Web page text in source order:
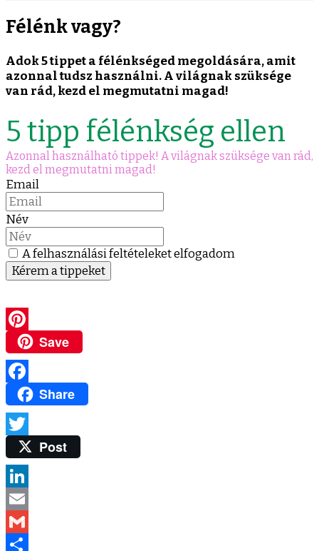
Félénk vagy?
Adok 5 tippet a félénkséged megoldására, amit
azonnal tudsz használni. A világnak szüksége
van rád, kezd el megmutatni magad!
5 tipp félénkség ellen
Azonnal használható tippek! A világnak szüksége van rád,
kezd el megmutatni magad!
Email
Név
A felhasználási feltételeket elfogadom
Kérem a tippeket
Pinterest
Save
Facebook
Share
TwitterPost
LinkedIn
Email
Gmail